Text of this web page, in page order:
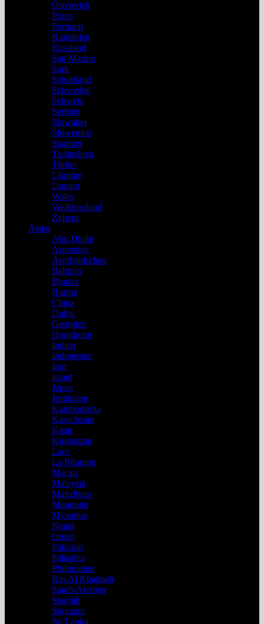
Österreich
Polen
Portugal
Rumänien
Russland
San Marino
Sark
Schottland
Schweden
Schweiz
Serbien
Slowakei
Slowenien
Spanien
Tschechien
Türkei
Ukraine
Ungarn
Wales
Weißrussland
Zypern
Asien
Abu Dhabi
Armenien
Aserbaidschan
Bahrain
Bhutan
Burma
China
Dubai
Georgien
Hongkong
Indien
Indonesien
Iran
Israel
Japan
Jordanien
Kambodscha
Kasachstan
Katar
Kirgisistan
Laos
La Réunion
Macau
Malaysia
Malediven
Mongolei
Myanmar
Nepal
Oman
Pakistan
Palästina
Philippinen
Ras Al Khaimah
Saudi-Arabien
Sharjah
Singapur
Sri Lanka